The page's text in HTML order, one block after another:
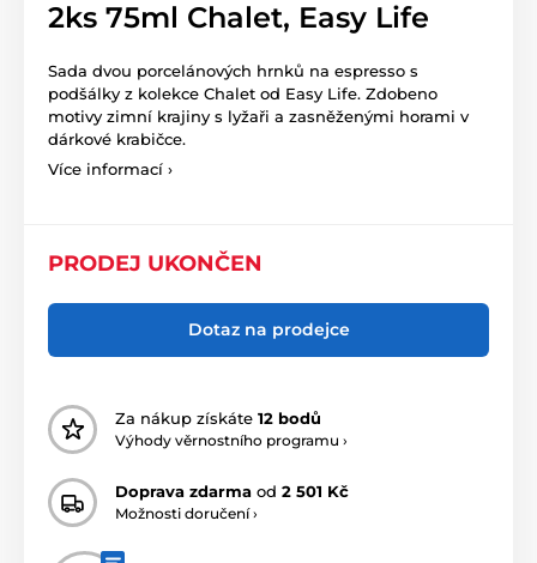
2ks 75ml Chalet, Easy Life
Sada dvou porcelánových hrnků na espresso s
podšálky z kolekce Chalet od Easy Life. Zdobeno
motivy zimní krajiny s lyžaři a zasněženými horami v
dárkové krabičce.
Více informací ›
PRODEJ UKONČEN
Dotaz na prodejce
Za nákup získáte 12 bodů
Výhody věrnostního programu ›
Doprava zdarma od 2 501 Kč
Možnosti doručení ›